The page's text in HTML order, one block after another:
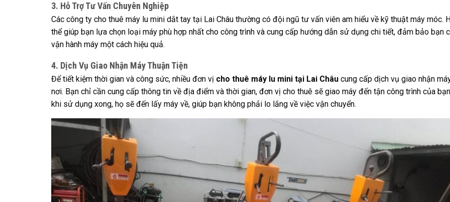
3. Hỗ Trợ Tư Vấn Chuyên Nghiệp
Các công ty cho thuê máy lu mini dắt tay tại Lai Châu thường có đội ngũ tư vấn viên am hiểu về kỹ thuật máy móc.
thể giúp bạn lựa chọn loại máy phù hợp nhất cho công trình và cung cấp hướng dẫn sử dụng chi tiết, đảm bảo bạn
vận hành máy một cách hiệu quả.
4. Dịch Vụ Giao Nhận Máy Thuận Tiện
Để tiết kiệm thời gian và công sức, nhiều đơn vị cho thuê máy lu mini tại Lai Châu cung cấp dịch vụ giao nhận
nơi. Bạn chỉ cần cung cấp thông tin về địa điểm và thời gian, đơn vị cho thuê sẽ giao máy đến tận công trình của
khi sử dụng xong, họ sẽ đến lấy máy về, giúp bạn không phải lo lắng về việc vận chuyển.